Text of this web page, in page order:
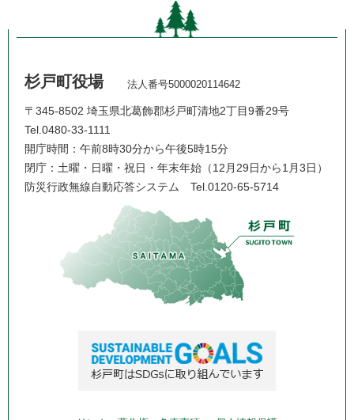
杉戸町役場 法人番号5000020114642
〒345-8502 埼玉県北葛飾郡杉戸町清地2丁目9番29号
Tel.0480-33-1111
開庁時間：午前8時30分から午後5時15分
閉庁：土曜・日曜・祝日・年末年始（12月29日から1月3日）
防災行政無線自動応答システム Tel.0120-65-5714